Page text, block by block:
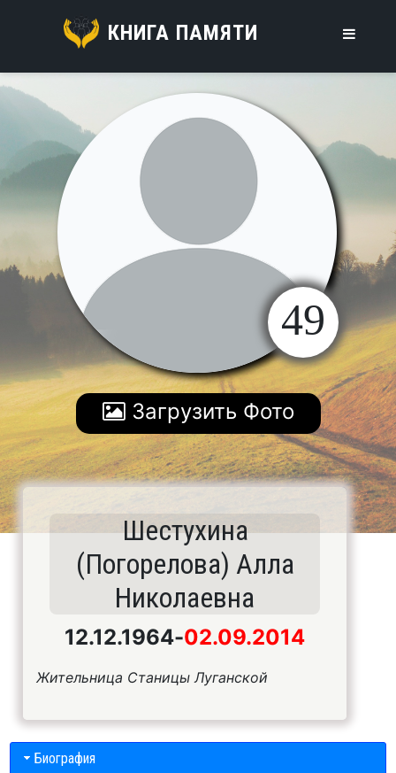
КНИГА ПАМЯТИ
49
Загрузить Фото
Шестухина
(Погорелова) Алла
Николаевна
12.12.1964-02.09.2014
Жительница Станицы Луганской
Биография